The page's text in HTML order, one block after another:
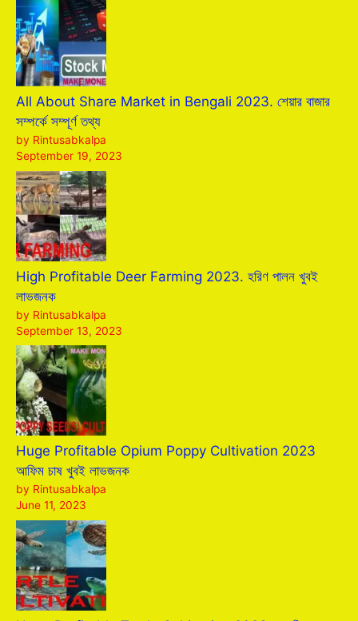
All About Share Market in Bengali 2023. শেয়ার বাজার
সম্পর্কে সম্পূর্ণ তথ্য
by Rintusabkalpa
September 19, 2023
High Profitable Deer Farming 2023. হরিণ পালন খুবই
লাভজনক
by Rintusabkalpa
September 13, 2023
Huge Profitable Opium Poppy Cultivation 2023
আফিম চাষ খুবই লাভজনক
by Rintusabkalpa
June 11, 2023